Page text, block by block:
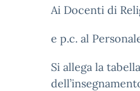
Ai Docenti di
e p.c. al
Si allega la